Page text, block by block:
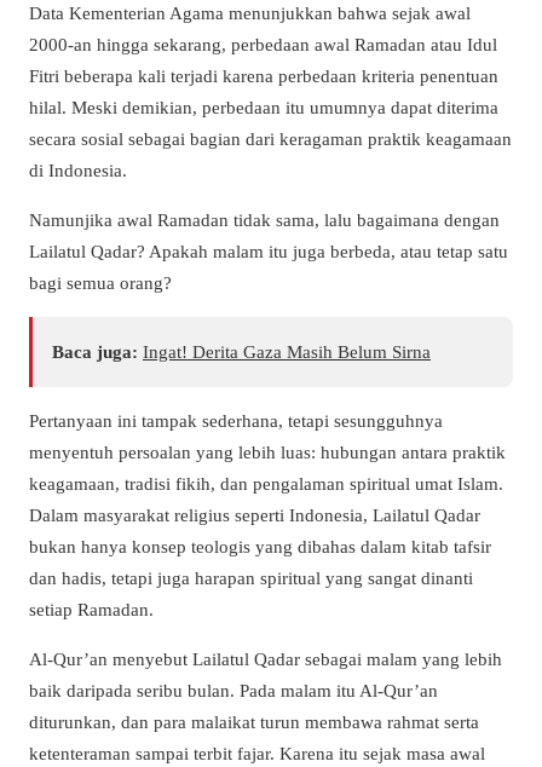
Data Kementerian Agama menunjukkan bahwa sejak awal
2000-an hingga sekarang, perbedaan awal Ramadan atau Idul
Fitri beberapa kali terjadi karena perbedaan kriteria penentuan
hilal. Meski demikian, perbedaan itu umumnya dapat diterima
secara sosial sebagai bagian dari keragaman praktik keagamaan
di Indonesia.
Namunjika awal Ramadan tidak sama, lalu bagaimana dengan
Lailatul Qadar? Apakah malam itu juga berbeda, atau tetap satu
bagi semua orang?
Baca juga: Ingat! Derita Gaza Masih Belum Sirna
Pertanyaan ini tampak sederhana, tetapi sesungguhnya
menyentuh persoalan yang lebih luas: hubungan antara praktik
keagamaan, tradisi fikih, dan pengalaman spiritual umat Islam.
Dalam masyarakat religius seperti Indonesia, Lailatul Qadar
bukan hanya konsep teologis yang dibahas dalam kitab tafsir
dan hadis, tetapi juga harapan spiritual yang sangat dinanti
setiap Ramadan.
Al-Qur’an menyebut Lailatul Qadar sebagai malam yang lebih
baik daripada seribu bulan. Pada malam itu Al-Qur’an
diturunkan, dan para malaikat turun membawa rahmat serta
ketenteraman sampai terbit fajar. Karena itu sejak masa awal